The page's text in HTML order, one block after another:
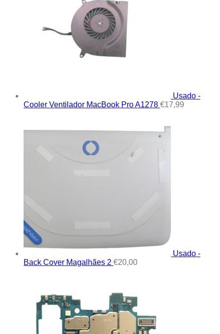
Usado -
Cooler Ventilador MacBook Pro A1278 €17,99
Usado -
Back Cover Magalhães 2 €20,00